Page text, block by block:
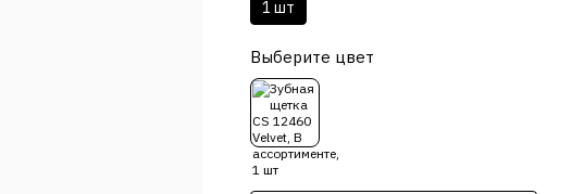
1 шт
Выберите цвет